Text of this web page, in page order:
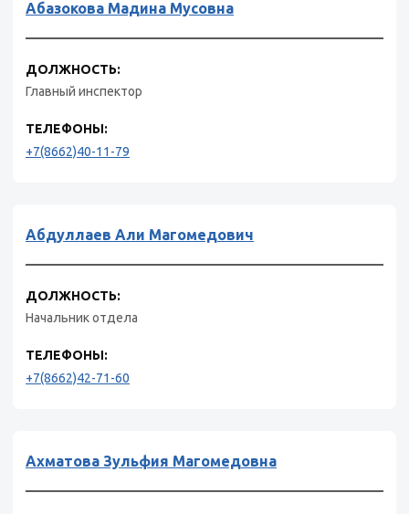
Абазокова Мадина Мусовна
ДОЛЖНОСТЬ:
Главный инспектор
ТЕЛЕФОНЫ:
+7(8662)40-11-79
Абдуллаев Али Магомедович
ДОЛЖНОСТЬ:
Начальник отдела
ТЕЛЕФОНЫ:
+7(8662)42-71-60
Ахматова Зульфия Магомедовна